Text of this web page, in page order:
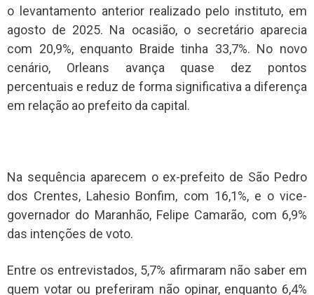
o levantamento anterior realizado pelo instituto, em
agosto de 2025. Na ocasião, o secretário aparecia
com 20,9%, enquanto Braide tinha 33,7%. No novo
cenário, Orleans avança quase dez pontos
percentuais e reduz de forma significativa a diferença
em relação ao prefeito da capital.
Na sequência aparecem o ex-prefeito de São Pedro
dos Crentes, Lahesio Bonfim, com 16,1%, e o vice-
governador do Maranhão, Felipe Camarão, com 6,9%
das intenções de voto.
Entre os entrevistados, 5,7% afirmaram não saber em
quem votar ou preferiram não opinar, enquanto 6,4%